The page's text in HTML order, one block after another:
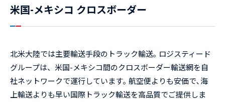
米国-メキシコ クロスボーダー
北米大陸では主要輸送手段のトラック輸送｡ ロジスティード
グループは、米国-メキシコ間のクロスボーダー輸送網を自
社ネットワークで運行しています｡ 航空便よりも安価で､海
上輸送よりも早い国際トラック輸送を高品質でご提供しま